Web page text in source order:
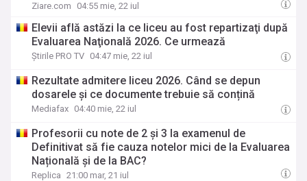
Ziare.com 04:55 mie, 22 iul
Elevii află astăzi la ce liceu au fost repartizaţi după
Evaluarea Naţională 2026. Ce urmează
Știrile PRO TV 04:47 mie, 22 iul
Rezultate admitere liceu 2026. Când se depun
dosarele și ce documente trebuie să conțină
Mediafax 04:40 mie, 22 iul
Profesorii cu note de 2 și 3 la examenul de
Definitivat să fie cauza notelor mici de la Evaluarea
Națională și de la BAC?
Replica 21:00 mar, 21 iul